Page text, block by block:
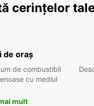
cerințelor
de oraș
de combustibil
cu mediul
mult